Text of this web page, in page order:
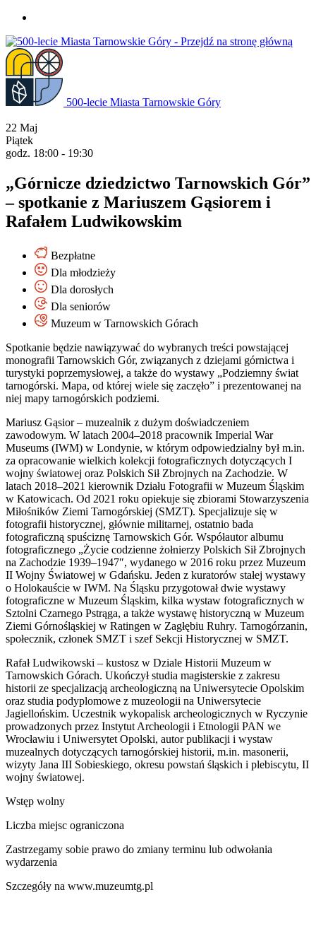
treści
500-lecie Miasta Tarnowskie Góry
22 Maj
Piątek
godz. 18:00 - 19:30
„Górnicze dziedzictwo Tarnowskich Gór”
– spotkanie z Mariuszem Gąsiorem i
Rafałem Ludwikowskim
Bezpłatne
Dla młodzieży
Dla dorosłych
Dla seniorów
Muzeum w Tarnowskich Górach
Spotkanie będzie nawiązywać do wybranych treści powstającej
monografii Tarnowskich Gór, związanych z dziejami górnictwa i
turystyki poprzemysłowej, a także do wystawy „Podziemny świat
tarnogórski. Mapa, od której wiele się zaczęło” i prezentowanej na
niej mapy tarnogórskich podziemi.
Mariusz Gąsior – muzealnik z dużym doświadczeniem
zawodowym. W latach 2004–2018 pracownik Imperial War
Museums (IWM) w Londynie, w którym odpowiedzialny był m.in.
za opracowanie wielkich kolekcji fotograficznych dotyczących I
wojny światowej oraz Polskich Sił Zbrojnych na Zachodzie. W
latach 2018–2021 kierownik Działu Fotografii w Muzeum Śląskim
w Katowicach. Od 2021 roku opiekuje się zbiorami Stowarzyszenia
Miłośników Ziemi Tarnogórskiej (SMZT). Specjalizuje się w
fotografii historycznej, głównie militarnej, ostatnio bada
fotograficzną spuściznę Tarnowskich Gór. Współautor albumu
fotograficznego „Życie codzienne żołnierzy Polskich Sił Zbrojnych
na Zachodzie 1939–1947″, wydanego w 2016 roku przez Muzeum
II Wojny Światowej w Gdańsku. Jeden z kuratorów stałej wystawy
o Holokauście w IWM. Na Śląsku przygotował dwie wystawy
fotograficzne w Muzeum Śląskim, kilka wystaw fotograficznych w
Sztolni Czarnego Pstrąga, a także wystawę historyczną w Muzeum
Ziemi Górnośląskiej w Ratingen w Zagłębiu Ruhry. Tarnogórzanin,
społecznik, członek SMZT i szef Sekcji Historycznej w SMZT.
Rafał Ludwikowski – kustosz w Dziale Historii Muzeum w
Tarnowskich Górach. Ukończył studia magisterskie z zakresu
historii ze specjalizacją archeologiczną na Uniwersytecie Opolskim
oraz studia podyplomowe z muzeologii na Uniwersytecie
Jagiellońskim. Uczestnik wykopalisk archeologicznych w Ryczynie
prowadzonych przez Instytut Archeologii i Etnologii PAN we
Wrocławiu i Uniwersytet Opolski, autor publikacji i wystaw
muzealnych dotyczących tarnogórskiej historii, m.in. masonerii,
wizyty Jana III Sobieskiego, okresu powstań śląskich i plebiscytu, II
wojny światowej.
Wstęp wolny
Liczba miejsc ograniczona
Zastrzegamy sobie prawo do zmiany terminu lub odwołania
wydarzenia
Szczegóły na www.muzeumtg.pl